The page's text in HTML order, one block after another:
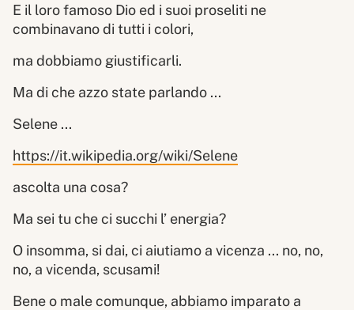
E il loro famoso Dio ed i suoi proseliti ne
combinavano di tutti i colori,
ma dobbiamo giustificarli.
Ma di che azzo state parlando ...
Selene ...
https://it.wikipedia.org/wiki/Selene
ascolta una cosa?
Ma sei tu che ci succhi l’ energia?
O insomma, si dai, ci aiutiamo a vicenza ... no, no,
no, a vicenda, scusami!
Bene o male comunque, abbiamo imparato a